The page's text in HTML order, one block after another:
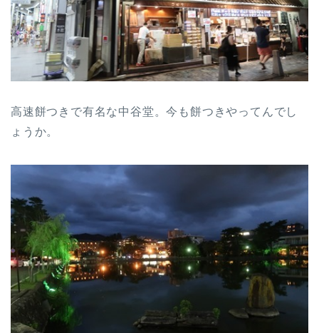
高速餅つきで有名な中谷堂。今も餅つきやってんでし
ょうか。